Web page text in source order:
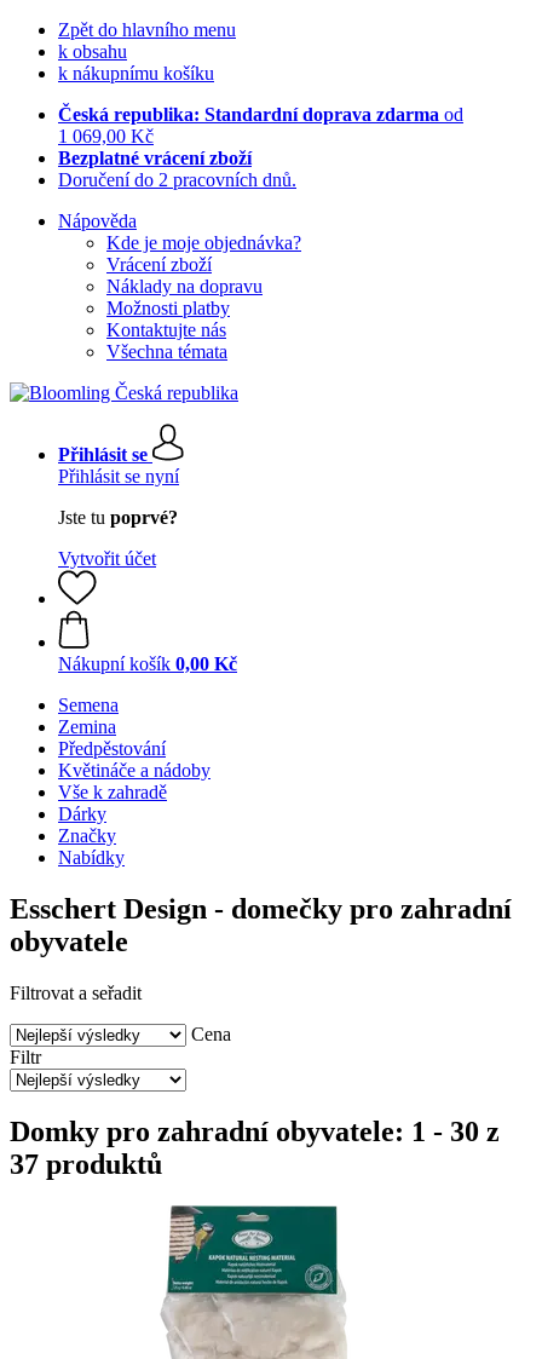
Zpět do hlavního menu
k obsahu
k nákupnímu košíku
Česká republika: Standardní doprava zdarma od
1 069,00 Kč
Bezplatné vrácení zboží
Doručení do 2 pracovních dnů.
Nápověda
Kde je moje objednávka?
Vrácení zboží
Náklady na dopravu
Možnosti platby
Kontaktujte nás
Všechna témata
Přihlásit se
Přihlásit se nyní
Jste tu poprvé?
Vytvořit účet
Nákupní košík 0,00 Kč
Semena
Zemina
Předpěstování
Květináče a nádoby
Vše k zahradě
Dárky
Značky
Nabídky
Esschert Design - domečky pro zahradní
obyvatele
Filtrovat a seřadit
Cena
Filtr
Domky pro zahradní obyvatele: 1 - 30 z
37 produktů